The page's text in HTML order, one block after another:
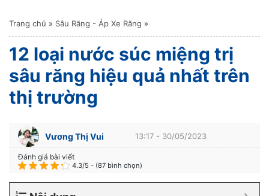
Trang chủ » Sâu Răng - Áp Xe Răng »
12 loại nước súc miệng trị
sâu răng hiệu quả nhất trên
thị trường
Vương Thị Vui 13:17 - 30/05/2023
Đánh giá bài viết
4.3/5 - (87 bình chọn)